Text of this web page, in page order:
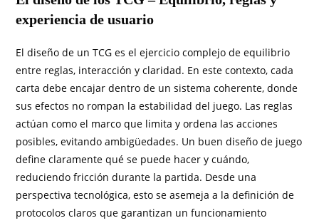
experiencia de usuario
El diseño de un TCG es el ejercicio complejo de equilibrio
entre reglas, interacción y claridad. En este contexto, cada
carta debe encajar dentro de un sistema coherente, donde
sus efectos no rompan la estabilidad del juego. Las reglas
actúan como el marco que limita y ordena las acciones
posibles, evitando ambigüedades. Un buen diseño de juego
define claramente qué se puede hacer y cuándo,
reduciendo fricción durante la partida. Desde una
perspectiva tecnológica, esto se asemeja a la definición de
protocolos claros que garantizan un funcionamiento